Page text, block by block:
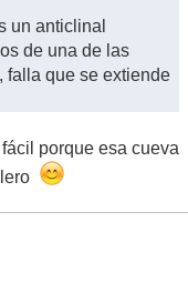
un anticlinal
de una de las
falla que se extiende
porque esa cueva